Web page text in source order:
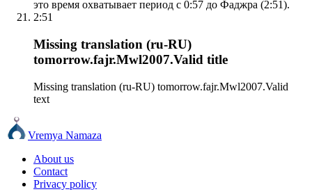
это время охватывает период с 0:57 до Фаджра (2:51).
2:51
Missing translation (ru-RU)
tomorrow.fajr.Mwl2007.Valid title
Missing translation (ru-RU) tomorrow.fajr.Mwl2007.Valid
text
Vremya Namaza
About us
Contact
Privacy policy